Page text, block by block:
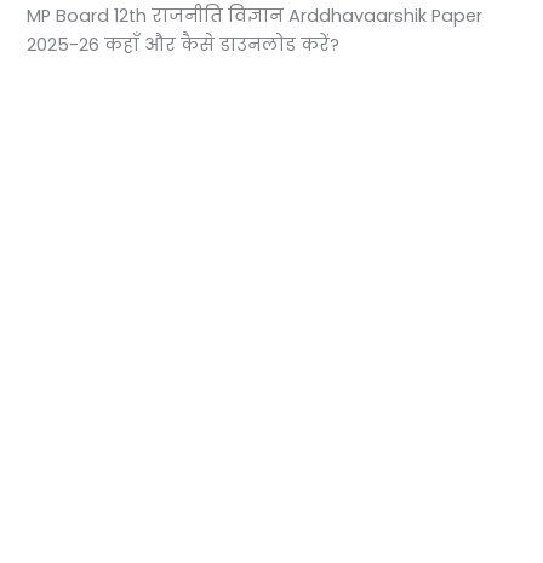
MP Board 12th राजनीति विज्ञान Arddhavaarshik Paper
2025-26 कहाँ और कैसे डाउनलोड करें?